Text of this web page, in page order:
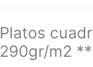
Platos
290gr/m2